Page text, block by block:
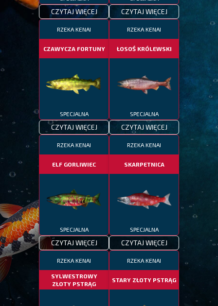
CZYTAJ WIĘCEJ CZYTAJ WIĘCEJ
RZEKA KENAI
CZAWYCZA FORTUNY
SPECJALNA
CZYTAJ WIĘCEJ
RZEKA KENAI
ŁOSOŚ KRÓLEWSKI
SPECJALNA
CZYTAJ WIĘCEJ
RZEKA KENAI
ELF GORLIWIEC
SPECJALNA
CZYTAJ WIĘCEJ
RZEKA KENAI
SKARPETNICA
SPECJALNA
CZYTAJ WIĘCEJ
RZEKA KENAI
SYLWESTROWY
ZŁOTY PSTRĄG
RZEKA KENAI
STARY ZŁOTY PSTRĄG